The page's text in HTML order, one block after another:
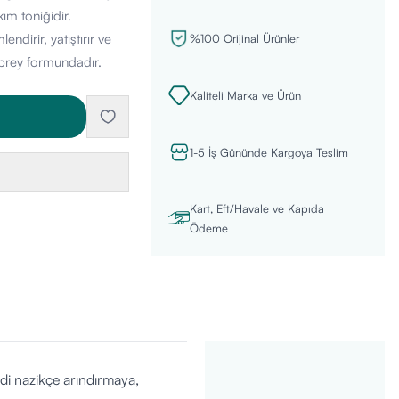
toniğidir.
yatıştırır ve
formundadır.
%100 Orijinal Ürünler
Kaliteli Marka ve Ürün
1-5 İş Gününde Kargoya Teslim
Kart, Eft/Havale ve Kapıda
Ödeme
arındırmaya,